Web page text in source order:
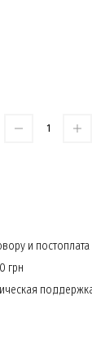
и постоплата
грн